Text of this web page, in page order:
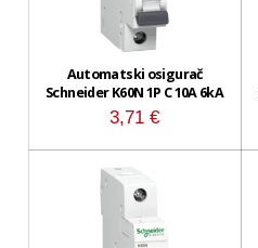
Automatski osigurač
Schneider K60N 1P C 10A 6kA
3,71€